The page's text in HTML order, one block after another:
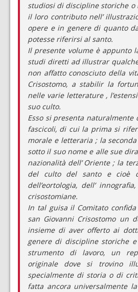
studiosi di discipline storiche
il loro contributo nell’
opere e in genere di quanto
potesse riferirsi al santo.
Il presente volume è appunto
studi diretti ad illustrar
non affatto conosciuto della
Crisostomo, a stabilir la
nelle varie letterature ,
suo culto.
Esso si presenta
fascicoli, di cui la prima si
morale e letteraria ; la
sotto il suo nome e alle sue
nazionalità dell’ Oriente ; la
del culto del santo e cioè
dell’eortologia, dell’
crisostomiane.
In tal guisa il Comitato
san Giovanni Crisostomo un
insieme di aver offerto ai
genere di discipline storiche
strumento di lavoro, un
originale dove si trovino
specialmente di storia o di
fatta ancora universalmente